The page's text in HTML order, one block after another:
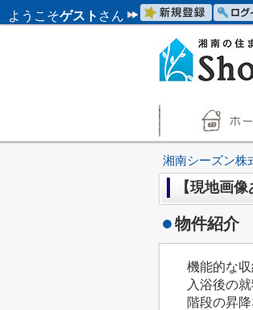
ようこそゲスト さん
湘南シーズン株
【現地画
物件紹介
機能的な
入浴後の
階段の昇